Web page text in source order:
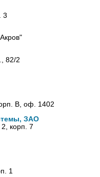
3
82/2
В, оф. 1402
ЗАО
корп. 7
1